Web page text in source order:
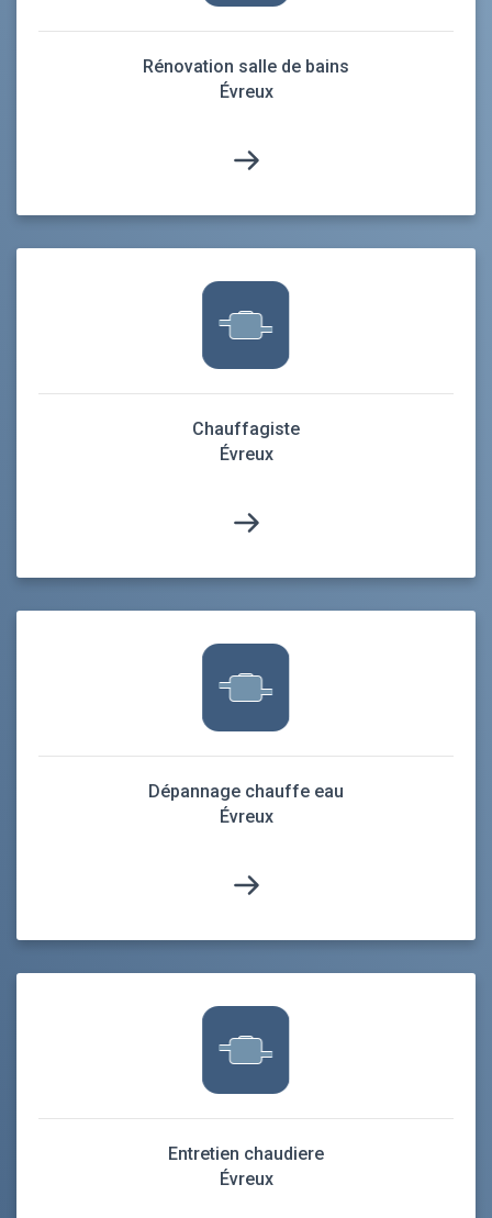
Rénovation salle de bains
Évreux
Chauffagiste
Évreux
Dépannage chauffe eau
Évreux
Entretien chaudiere
Évreux